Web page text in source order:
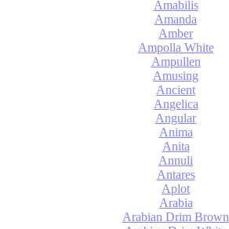
Amabilis
Amanda
Amber
Ampolla White
Ampullen
Amusing
Ancient
Angelica
Angular
Anima
Anita
Annuli
Antares
Aplot
Arabia
Arabian Drim Brown